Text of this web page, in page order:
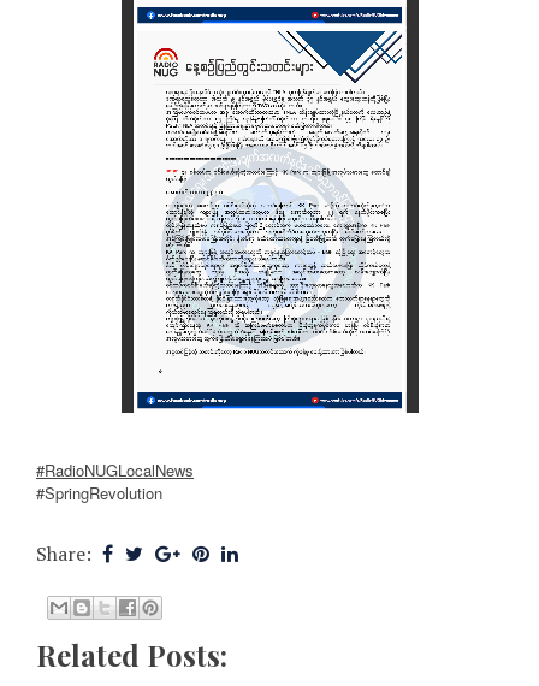
#RadioNUGLocalNews
#SpringRevolution
Share:
Related Posts: